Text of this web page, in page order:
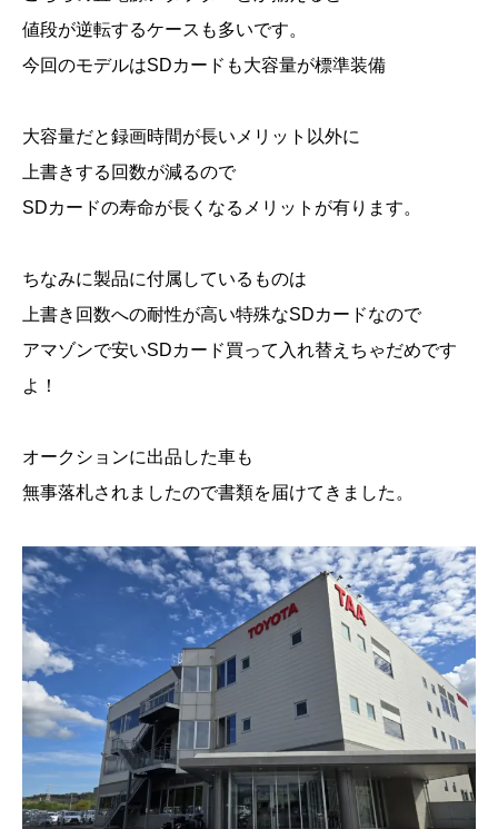
値段が逆転するケースも多いです。
今回のモデルはSDカードも大容量が標準装備
大容量だと録画時間が長いメリット以外に
上書きする回数が減るので
SDカードの寿命が長くなるメリットが有ります。
ちなみに製品に付属しているものは
上書き回数への耐性が高い特殊なSDカードなので
アマゾンで安いSDカード買って入れ替えちゃだめです
よ！
オークションに出品した車も
無事落札されましたので書類を届けてきました。